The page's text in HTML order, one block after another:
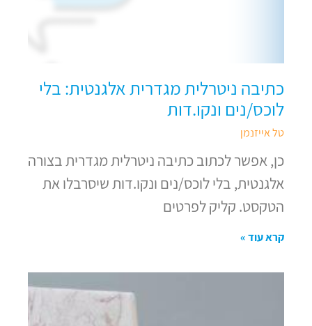
כתיבה ניטרלית מגדרית אלגנטית: בלי
לוכס/נים ונקו.דות
טל אייזנמן
כן, אפשר לכתוב כתיבה ניטרלית מגדרית בצורה
אלגנטית, בלי לוכס/נים ונקו.דות שיסרבלו את
הטקסט. קליק לפרטים
קרא עוד »